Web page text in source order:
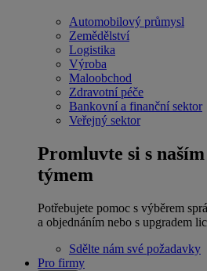
Automobilový průmysl
Zemědělství
Logistika
Výroba
Maloobchod
Zdravotní péče
Bankovní a finanční sektor
Veřejný sektor
Promluvte si s
týmem
Potřebujete pomoc s výběrem
a objednáním nebo s upgradem
Sdělte nám své požadavky
Pro firmy